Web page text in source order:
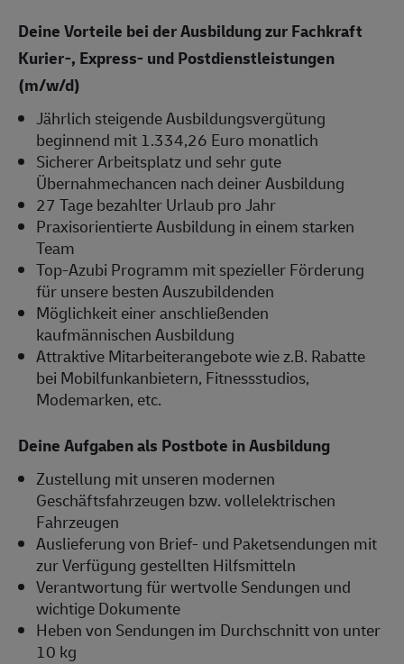
Deine Vorteile bei der Ausbildung zur Fachkraft
Kurier-, Express- und Postdienstleistungen
(m/w/d)
Jährlich steigende Ausbildungsvergütung
beginnend mit 1.334,26 Euro monatlich
Sicherer Arbeitsplatz und sehr gute
Übernahmechancen nach deiner Ausbildung
27 Tage bezahlter Urlaub pro Jahr
Praxisorientierte Ausbildung in einem starken
Team
Top-Azubi Programm mit spezieller Förderung
für unsere besten Auszubildenden
Möglichkeit einer anschließenden
kaufmännischen Ausbildung
Attraktive Mitarbeiterangebote wie z.B. Rabatte
bei Mobilfunkanbietern, Fitnessstudios,
Modemarken, etc.
Deine Aufgaben als Postbote in Ausbildung
Zustellung mit unseren modernen
Geschäftsfahrzeugen bzw. vollelektrischen
Fahrzeugen
Auslieferung von Brief- und Paketsendungen mit
zur Verfügung gestellten Hilfsmitteln
Verantwortung für wertvolle Sendungen und
wichtige Dokumente
Heben von Sendungen im Durchschnitt von unter
10 kg